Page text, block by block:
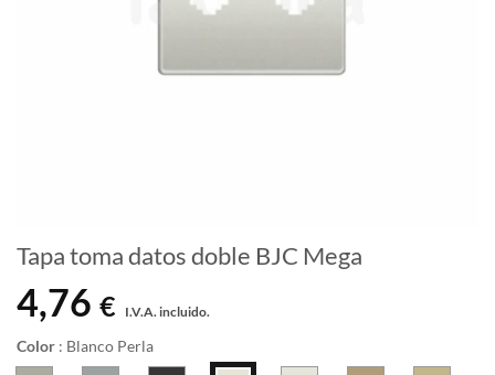
Tapa toma datos doble BJC Mega
4,76 € I.V.A. incluido.
Color : Blanco Perla